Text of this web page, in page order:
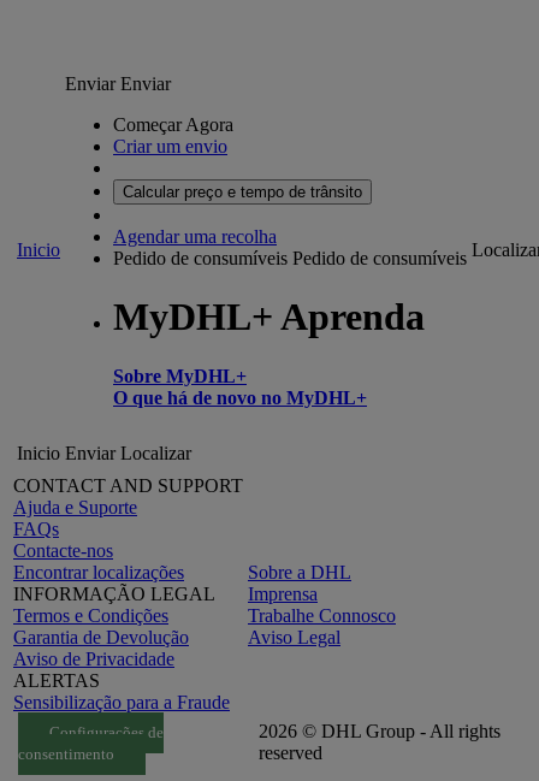
Inicio
EnviarEnviar
Começar Agora
Criar um envio
Calcular preço e tempo de trânsito
Agendar uma recolha
Pedido de consumíveis Pedido de consumíveis
MyDHL+ Aprenda
Sobre MyDHL+
O que há de novo no MyDHL+
Inicio Enviar Localizar
CONTACT AND SUPPORT
Ajuda e Suporte
FAQs
Contacte-nos
Encontrar localizações
INFORMAÇÃO LEGAL
Termos e Condições
Garantia de Devolução
Aviso de Privacidade
ALERTAS
Sensibilização para a Fraude
Sobre a DHL
Imprensa
Trabalhe Connosco
Aviso Legal
Configurações de
consentimento
2026 © DHL Group - All rights
reserved